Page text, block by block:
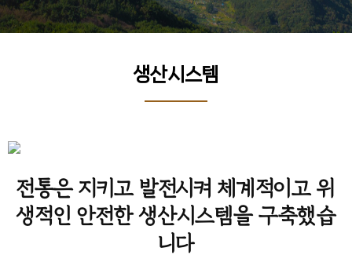
생산시스템
전통은 지키고 발전시켜 체계적이고 위
생적인 안전한 생산시스템을 구축했습
니다